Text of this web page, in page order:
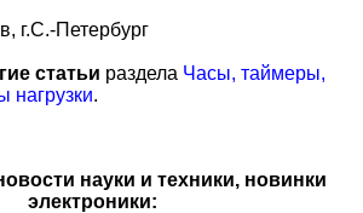
г.С.-Петербург
статьи раздела Часы, таймеры,
нагрузки.
науки и техники, новинки
электроники: